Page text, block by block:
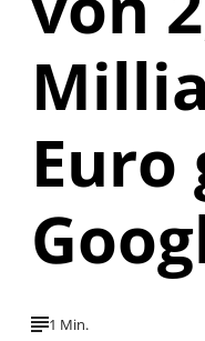
Euro
1 Min.